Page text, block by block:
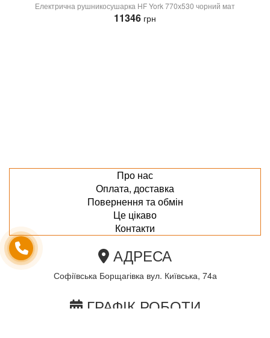
Електрична рушникосушарка HF York 770х530 чорний мат
11346 грн
Про нас
Оплата, доставка
Повернення та обмін
Це цікаво
Контакти
АДРЕСА
Софіївська Борщагівка вул. Київська, 74а
ГРАФІК РОБОТИ